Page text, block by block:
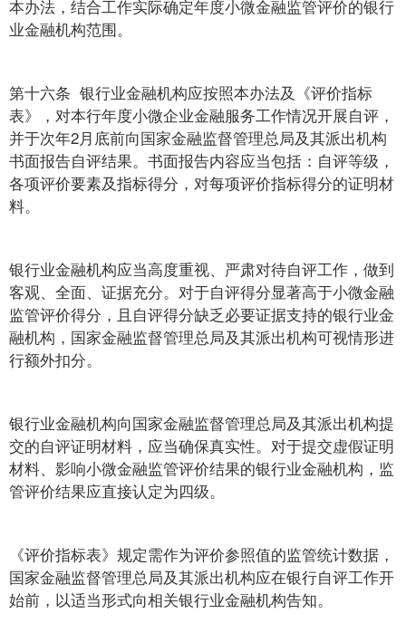
本办法，结合工作实际确定年度小微金融监管评价的银行
业金融机构范围。
第十六条 银行业金融机构应按照本办法及《评价指标
表》，对本行年度小微企业金融服务工作情况开展自评，
并于次年2月底前向国家金融监督管理总局及其派出机构
书面报告自评结果。书面报告内容应当包括：自评等级，
各项评价要素及指标得分，对每项评价指标得分的证明材
料。
银行业金融机构应当高度重视、严肃对待自评工作，做到
客观、全面、证据充分。对于自评得分显著高于小微金融
监管评价得分，且自评得分缺乏必要证据支持的银行业金
融机构，国家金融监督管理总局及其派出机构可视情形进
行额外扣分。
银行业金融机构向国家金融监督管理总局及其派出机构提
交的自评证明材料，应当确保真实性。对于提交虚假证明
材料、影响小微金融监管评价结果的银行业金融机构，监
管评价结果应直接认定为四级。
《评价指标表》规定需作为评价参照值的监管统计数据，
国家金融监督管理总局及其派出机构应在银行自评工作开
始前，以适当形式向相关银行业金融机构告知。